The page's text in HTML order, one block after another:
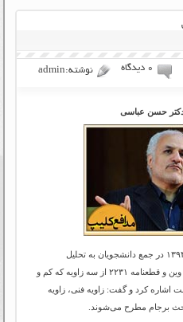
۰ دیدگاه نوشته:admin
حسن عباسی
دکتر حسن عباسی در مورخه ۱۶ مردادماه ۱۳۹۴ در جمع دانشجویان به تحلیل
استراتژیک برجام پرداخت و در حوزه توافق وین و قطعنامه ۲۲۳۱ از سه زاویه که کم و
اشاره کرد و گفت: زاویه فنی، زاویه